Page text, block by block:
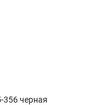
356 черная